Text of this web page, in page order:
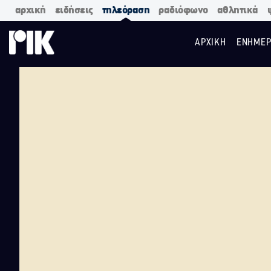
αρχική ειδήσεις τηλεόραση ραδιόφωνο αθλητικά
ΑΡΧΙΚΗ